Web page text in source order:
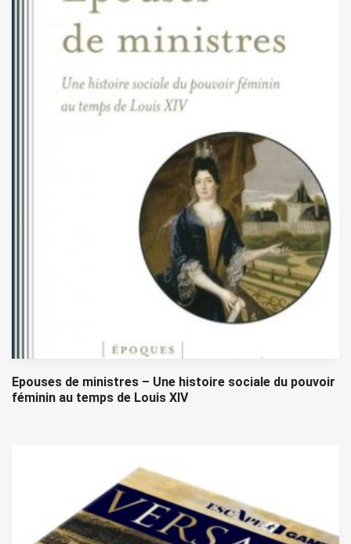
Epouses de ministres – Une histoire sociale du pouvoir
féminin au temps de Louis XIV